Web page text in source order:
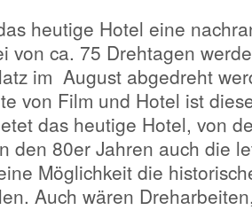
heutige Hotel eine
von ca. 75 Drehtagen
im August abgedreht
von Film und Hotel ist
das heutige Hotel, von
den 80er Jahren auch die
Möglichkeit die
Auch wären